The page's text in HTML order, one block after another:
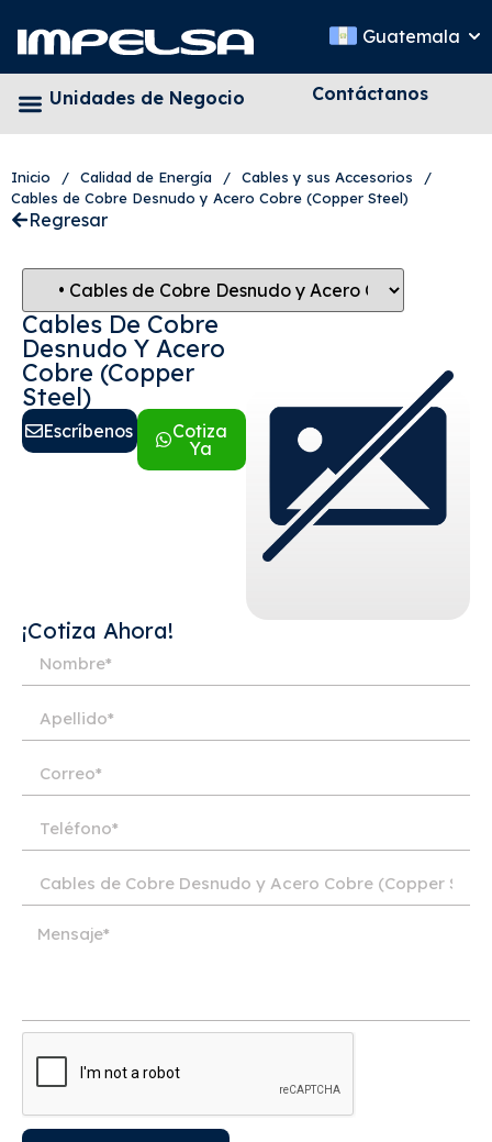
Guatemala
Unidades de Negocio Contáctanos
Inicio / Calidad de Energía / Cables y sus Accesorios
/
Cables de Cobre Desnudo y Acero Cobre (Copper Steel)
Regresar
Cables De Cobre
Desnudo Y Acero
Cobre (Copper
Steel)
Escríbenos
Cotiza
Ya
¡Cotiza Ahora!